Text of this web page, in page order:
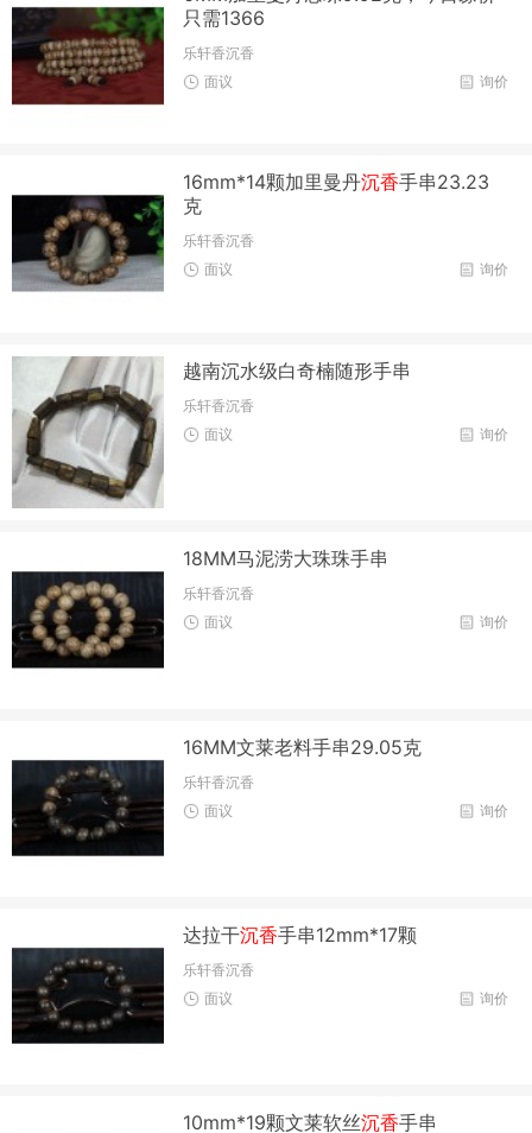
只需1366
乐轩香沉香
询价
面议
16mm*14颗加里曼丹沉香手串23.23
克
乐轩香沉香
询价
面议
越南沉水级白奇楠随形手串
乐轩香沉香
询价
面议
18MM马泥涝大珠珠手串
乐轩香沉香
询价
面议
16MM文莱老料手串29.05克
乐轩香沉香
询价
面议
达拉干沉香手串12mm*17颗
乐轩香沉香
询价
面议
10mm*19颗文莱软丝沉香手串